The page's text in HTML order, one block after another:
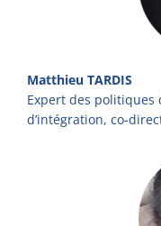
Matthieu TARDIS
Expert des politiques
d’intégration, co-